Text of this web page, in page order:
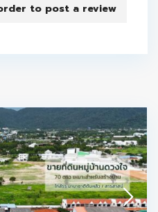
to post a review